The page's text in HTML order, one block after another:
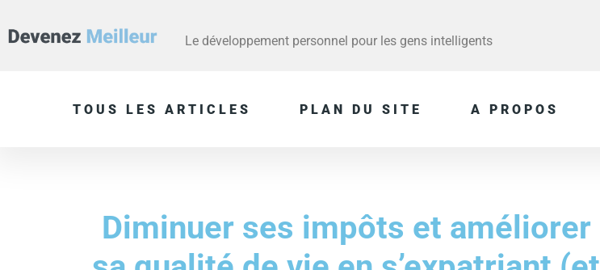
Le développement personnel pour les gens intelligents
TOUS LES ARTICLES PLAN DU SITE A PROPOS
Diminuer ses impôts et améliorer